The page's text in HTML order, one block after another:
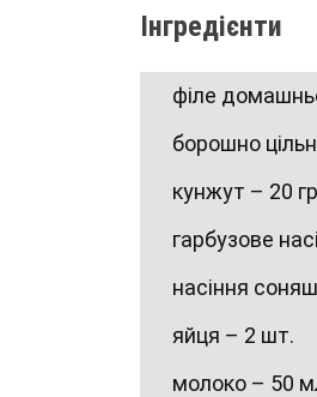
Інгредієнти
філе
борошно
кунжут – 20
гарбузове
насіння
яйця – 2 шт.
молоко – 50